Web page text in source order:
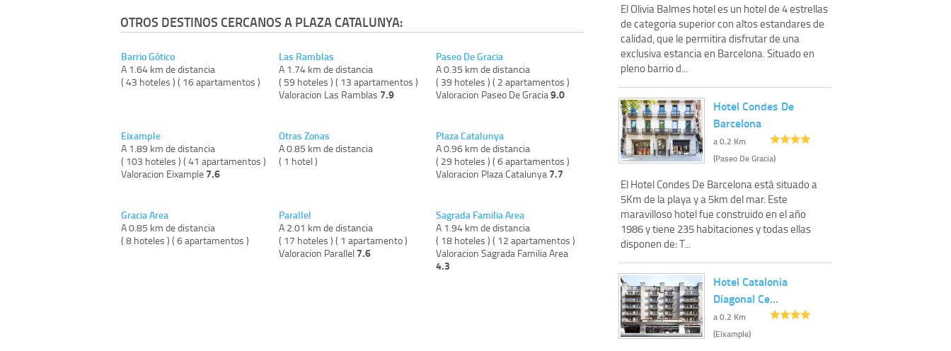
OTROS DESTINOS CERCANOS A PLAZA CATALUNYA:
Barrio Gótico
A 1.64 km de distancia
( 43 hoteles ) ( 16 apartamentos )
Eixample
A 1.89 km de distancia
( 103 hoteles ) ( 41 apartamentos )
Valoracion Eixample 7.6
Gracia Area
A 0.85 km de distancia
( 8 hoteles ) ( 6 apartamentos )
Las Ramblas
A 1.74 km de distancia
( 59 hoteles ) ( 13 apartamentos )
Valoracion Las Ramblas 7.9
Otras Zonas
A 0.85 km de distancia
( 1 hotel )
Parallel
A 2.01 km de distancia
( 17 hoteles ) ( 1 apartamento )
Valoracion Parallel 7.6
Paseo De Gracia
A 0.35 km de distancia
( 39 hoteles ) ( 2 apartamentos )
Valoracion Paseo De Gracia9.0
Plaza Catalunya
A 0.96 km de distancia
( 29 hoteles ) ( 6 apartamentos )
Valoracion Plaza Catalunya 7.7
Sagrada Familia Area
A 1.94 km de distancia
( 18 hoteles ) ( 12 apartamentos )
Valoracion Sagrada Familia Area
4.3
El Olivia Balmes hotel es un hotel de 4 estrellas
de categoria superior con altos estandares de
calidad, que le permitira disfrutar de una
exclusiva estancia en Barcelona. Situado en
pleno barrio d...
Hotel Condes De
Barcelona
a 0.2 Km
(Paseo De Gracia)
El Hotel Condes De Barcelona está situado a
5Km de la playa y a 5km del mar. Este
maravilloso hotel fue construido en el año
1986 y tiene 235 habitaciones y todas ellas
disponen de: T...
Hotel Catalonia
Diagonal Ce…
a 0.2 Km
(Eixample)